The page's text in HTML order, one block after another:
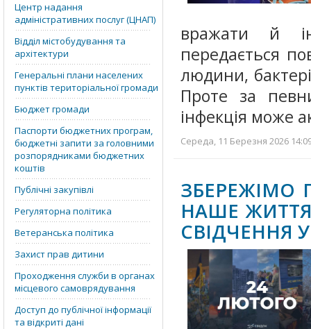
Центр надання
адміністративних послуг (ЦНАП)
Відділ містобудування та
архітектури
Генеральні плани населених
пунктів територіальної громади
Бюджет громади
Паспорти бюджетних програм,
бюджетні запити за головними
розпорядниками бюджетних
коштів
Публічні закупівлі
Регуляторна політика
Ветеранська політика
Захист прав дитини
Проходження служби в органах
місцевого самоврядування
Доступ до публічної інформації
та відкриті дані
вражати й
передається
людини,
Проте за
інфекція може
Середа, 11 Березня 2026
ЗБЕРЕЖІМО
НАШЕ
СВІДЧЕННЯ